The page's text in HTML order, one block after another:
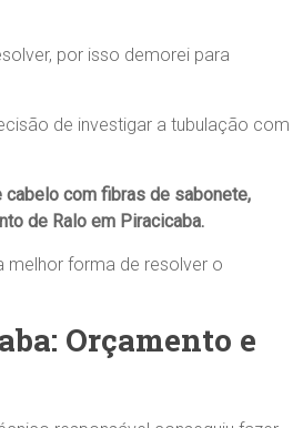
por isso demorei para
de investigar a tubulação com
com fibras de sabonete,
de Ralo em Piracicaba.
melhor forma de resolver o
Orçamento e